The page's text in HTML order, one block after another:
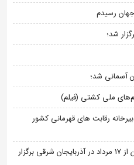
رسیدم
شد؛
آسمانی شد؛
ملی کشتی (فیلم)
رقابت های قهرمانی کشور
اردوی تیم ملی کشتی ساحلی نوجوانان از 17 مرداد در آذربایجان شرقی برگزار